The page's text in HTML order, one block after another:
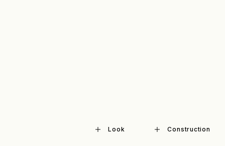
Look Construction